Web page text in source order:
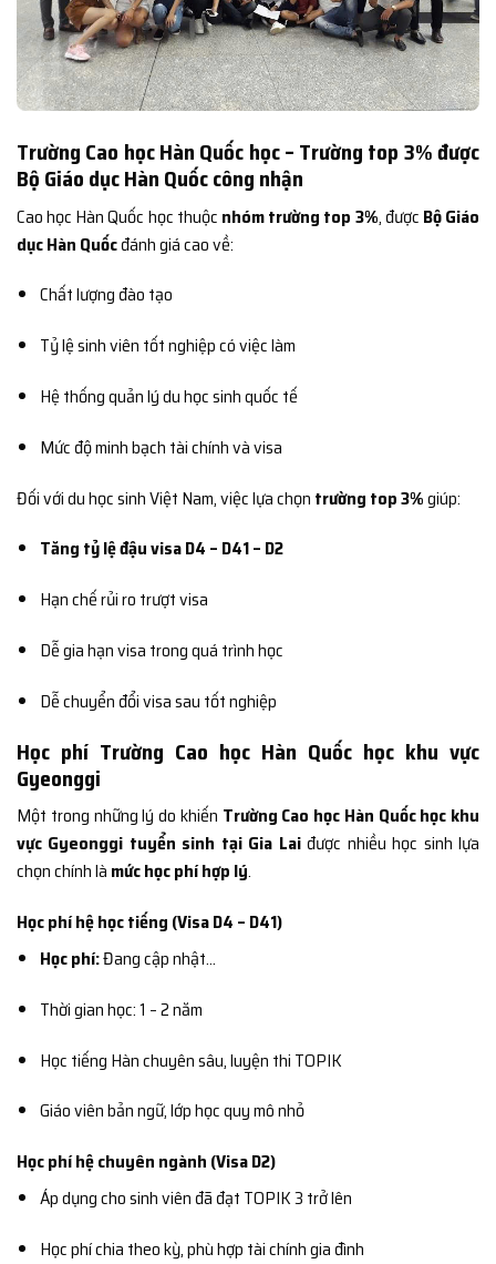
Trường Cao học Hàn Quốc học – Trường top 3% được
Bộ Giáo dục Hàn Quốc công nhận
Cao học Hàn Quốc học thuộc nhóm trường top 3%, được Bộ Giáo
dục Hàn Quốcđánh giá cao về:
Chất lượng đào tạo
Tỷ lệ sinh viên tốt nghiệp có việc làm
Hệ thống quản lý du học sinh quốc tế
Mức độ minh bạch tài chính và visa
Đối với du học sinh Việt Nam, việc lựa chọn trường top 3%giúp:
Tăng tỷ lệ đậu visa D4 – D41 – D2
Hạn chế rủi ro trượt visa
Dễ gia hạn visa trong quá trình học
Dễ chuyển đổi visa sau tốt nghiệp
Học phí Trường Cao học Hàn Quốc học khu vực
Gyeonggi
Một trong những lý do khiến Trường Cao học Hàn Quốc học khu
vực Gyeonggi tuyển sinh tại Gia Laiđược nhiều học sinh lựa
chọn chính là mức học phí hợp lý.
Học phí hệ học tiếng (Visa D4 – D41)
Học phí:Đang cập nhật…
Thời gian học: 1 – 2 năm
Học tiếng Hàn chuyên sâu, luyện thi TOPIK
Giáo viên bản ngữ, lớp học quy mô nhỏ
Học phí hệ chuyên ngành (Visa D2)
Áp dụng cho sinh viên đã đạt TOPIK 3 trở lên
Học phí chia theo kỳ, phù hợp tài chính gia đình